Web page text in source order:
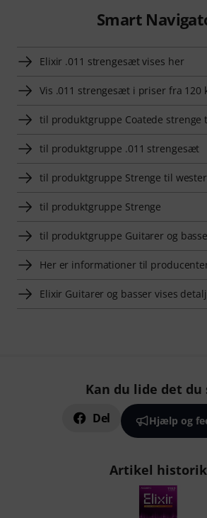
Smart
Elixir .011 strengesæt vises her
Vis .011 strengesæt i priser fra 120
til produktgruppe Coatede strenge
til produktgruppe .011 strengesæt
til produktgruppe Strenge til
til produktgruppe Strenge
til produktgruppe Guitarer og
Her er informationer til
Elixir Guitarer og basser vises
Kan du lide det du
Del Hjælp og
Artikel historik